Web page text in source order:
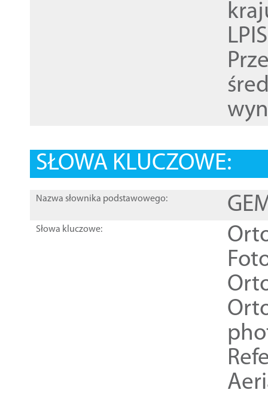
SŁOWA KLUCZOWE:
Nazwa słownika podstawowego:
Słowa kluczowe: